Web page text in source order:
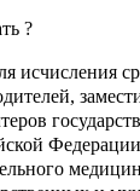
исчисления